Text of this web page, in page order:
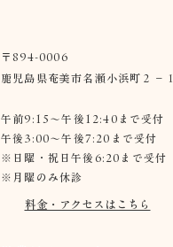
〒894-0006
鹿児島県奄美市名瀬小浜町２−１
午前9:15～午後12:40まで受付
午後3:00～午後7:20まで受付
※日曜・祝日午後6:20まで受付
​※月曜のみ休診
料金・アクセスはこちら